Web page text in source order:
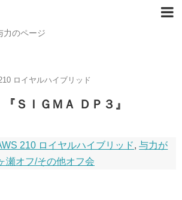
力のページ
ロイヤルハイブリッド
ＳＩＧＭＡ ＤＰ３』
210 ロイヤルハイブリッド,与力が
瀬オフ/その他オフ会